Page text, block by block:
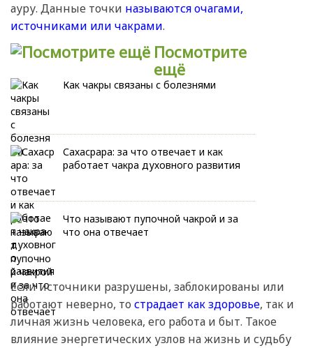
ауру. Данные точки называются очагами,
источниками или чакрами.
Посмотрите
ещё
Как чакры связаны с болезнями
Сахасрара: за что отвечает и как
работает чакра духовного развития
Что называют пупочной чакрой и за
что она отвечает
Если источники разрушены, заблокированы или
работают неверно, то страдает как здоровье, так и
личная жизнь человека, его работа и быт. Такое
влияние энергетических узлов на жизнь и судьбу